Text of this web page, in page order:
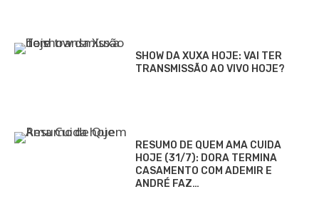
SHOW DA XUXA HOJE: VAI TER
TRANSMISSÃO AO VIVO HOJE?
RESUMO DE QUEM AMA CUIDA
HOJE (31/7): DORA TERMINA
CASAMENTO COM ADEMIR E
ANDRÉ FAZ…